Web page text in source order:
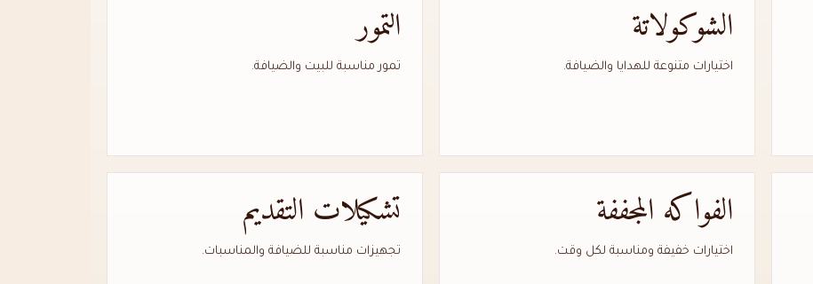
الشوكولاتة
اختيارات متنوعة للهدايا والضيافة.
التمور
تمور مناسبة للبيت والضيافة.
الفواكه المجففة
اختيارات خفيفة ومناسبة لكل وقت.
تشكيلات التقديم
تجهيزات مناسبة للضيافة والمناسبات.